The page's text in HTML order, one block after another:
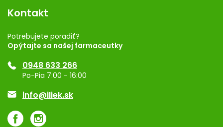
Rozhodnutie na prevádzku
Registrácia
Ponuka pre firmy
Značky
Kontakt
Potrebujete poradiť?
Opýtajte sa našej farmaceutky
0948 633 266
Po-Pia 7:00 - 16:00
info@iliek.sk